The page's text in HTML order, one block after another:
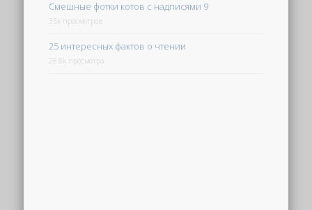
Смешные фотки котов с надписями 9
35k просмотров
25 интересных фактов о чтении
28.8k просмотра